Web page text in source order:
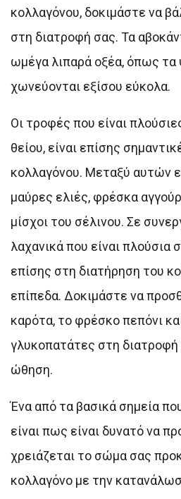
κολλαγόνου, δοκιμάστε να
στη διατροφή σας. Τα
ωμέγα λιπαρά οξέα, όπως τα
χωνεύονται εξίσου εύκολα.
Οι τροφές που είναι
θείου, είναι επίσης
κολλαγόνου. Μεταξύ αυτών
μαύρες ελιές, φρέσκα
μίσχοι του σέλινου. Σε
λαχανικά που είναι πλούσια
επίσης στη διατήρηση του
επίπεδα. Δοκιμάστε να
καρότα, το φρέσκο πεπόνι
γλυκοπατάτες στη διατροφή
ώθηση.
Ένα από τα βασικά σημεία
είναι πως είναι δυνατό να
χρειάζεται το σώμα σας
κολλαγόνο με την